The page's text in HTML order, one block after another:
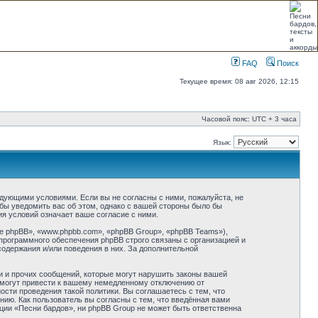
FAQ Поиск
Текущее время: 08 авг 2026, 12:15
Часовой пояс: UTC + 3 часа
Язык:
условиями. Если вы не согласны с ними, пожалуйста, не
уведомить вас об этом, однако с вашей стороны было бы
условий означает ваше согласие с ними.
«www.phpbb.com», «phpBB Group», «phpBB Teams»),
обеспечения phpBB строго связаны с организацией и
и/или поведения в них. За дополнительной
прочих сообщений, которые могут нарушить законы вашей
привести к вашему немедленному отключению от
проведения такой политики. Вы соглашаетесь с тем, что
Как пользователь вы согласны с тем, что введённая вами
«Песни бардов», ни phpBB Group не может быть ответственна